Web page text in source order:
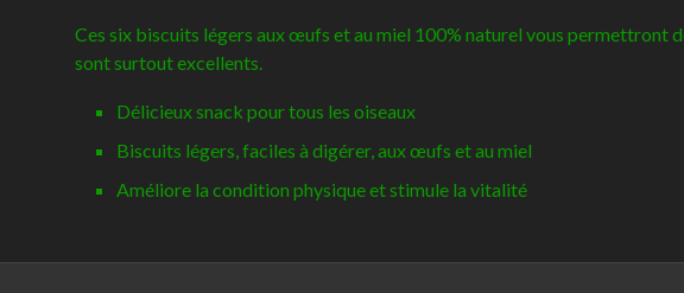
Ces six biscuits légers aux œufs et au miel 100% naturel vous permettront
sont surtout excellents.
Délicieux snack pour tous les oiseaux
Biscuits légers, faciles à digérer, aux œufs et au miel
Améliore la condition physique et stimule la vitalité